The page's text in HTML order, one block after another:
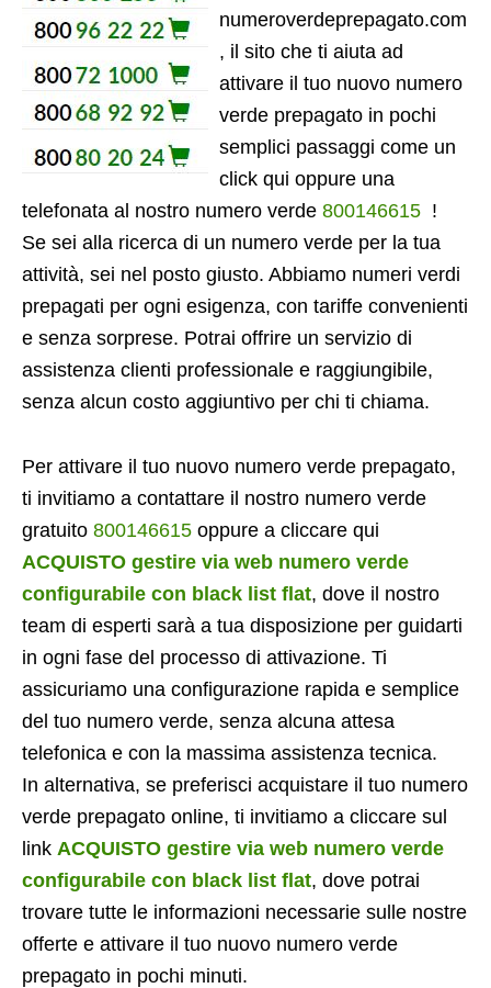
numeroverdeprepagato.com
, il sito che ti aiuta ad
attivare il tuo nuovo numero
verde prepagato in pochi
semplici passaggi come un
click qui oppure una
telefonata al nostro numero verde 800146615 !
Se sei alla ricerca di un numero verde per la tua
attività, sei nel posto giusto. Abbiamo numeri verdi
prepagati per ogni esigenza, con tariffe convenienti
e senza sorprese. Potrai offrire un servizio di
assistenza clienti professionale e raggiungibile,
senza alcun costo aggiuntivo per chi ti chiama.
Per attivare il tuo nuovo numero verde prepagato,
ti invitiamo a contattare il nostro numero verde
gratuito 800146615 oppure a cliccare qui
ACQUISTO gestire via web numero verde
configurabile con black list flat, dove il nostro
team di esperti sarà a tua disposizione per guidarti
in ogni fase del processo di attivazione. Ti
assicuriamo una configurazione rapida e semplice
del tuo numero verde, senza alcuna attesa
telefonica e con la massima assistenza tecnica.
In alternativa, se preferisci acquistare il tuo numero
verde prepagato online, ti invitiamo a cliccare sul
link ACQUISTO gestire via web numero verde
configurabile con black list flat, dove potrai
trovare tutte le informazioni necessarie sulle nostre
offerte e attivare il tuo nuovo numero verde
prepagato in pochi minuti.